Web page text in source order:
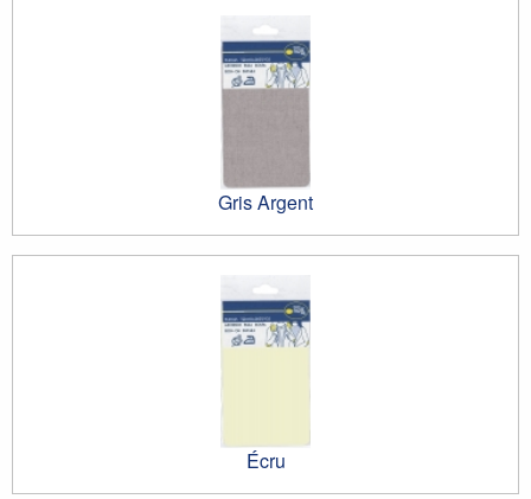
Gris Argent
Écru